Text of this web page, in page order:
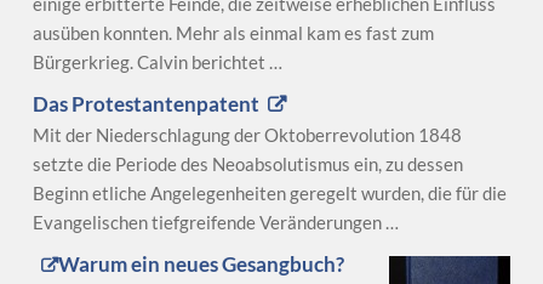
ausüben konnten. Mehr als einmal kam es fast zum
Bürgerkrieg. Calvin berichtet …
Das Protestantenpatent
Mit der Niederschlagung der Oktoberrevolution 1848
setzte die Periode des Neoabsolutismus ein, zu dessen
Beginn etliche Angelegenheiten geregelt wurden, die für die
Evangelischen tiefgreifende Veränderungen …
Warum ein neues Gesangbuch?